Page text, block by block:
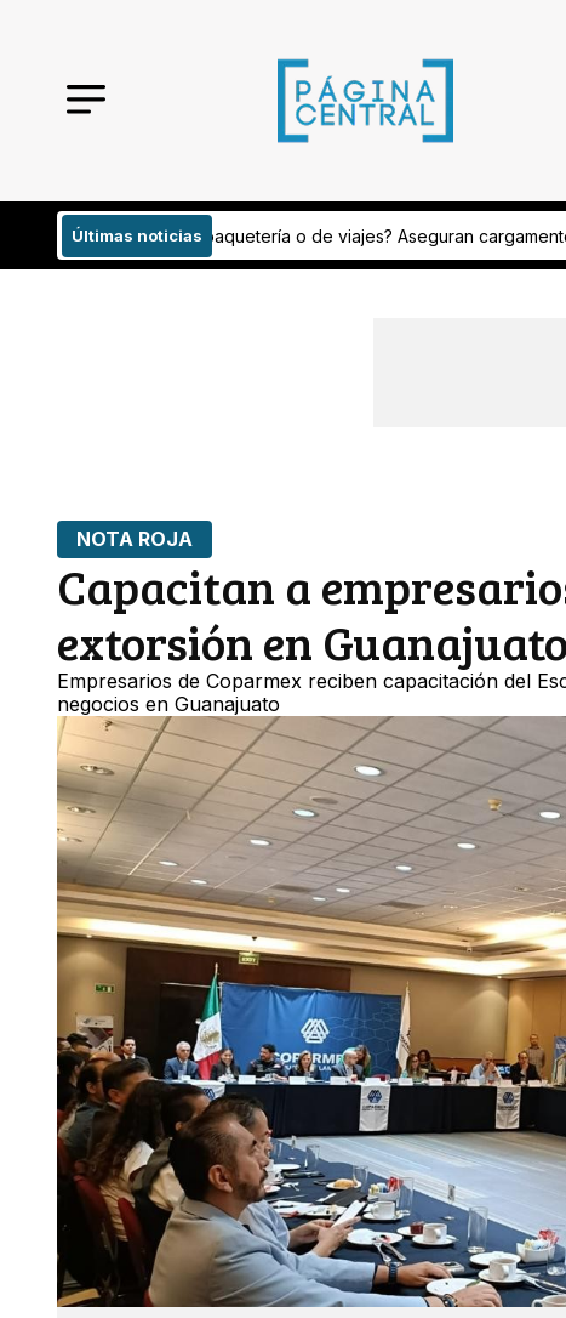
Últimas noticias
viajes? Aseguran cargamento con peyoteAnalizan publicaciones
NOTA ROJA
Capacitan a
extorsión en Guanajuato
Empresarios de Coparmex reciben capacitación del
negocios en Guanajuato